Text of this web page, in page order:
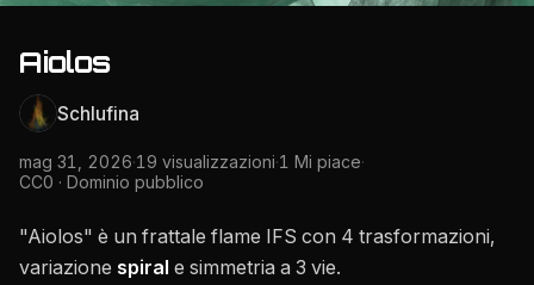
Aiolos
Schlufina
mag 31, 2026·19 visualizzazioni·1 Mi piace·
CC0 · Dominio pubblico
"Aiolos" è un frattale flame IFS con 4 trasformazioni,
variazione spiral e simmetria a 3 vie.